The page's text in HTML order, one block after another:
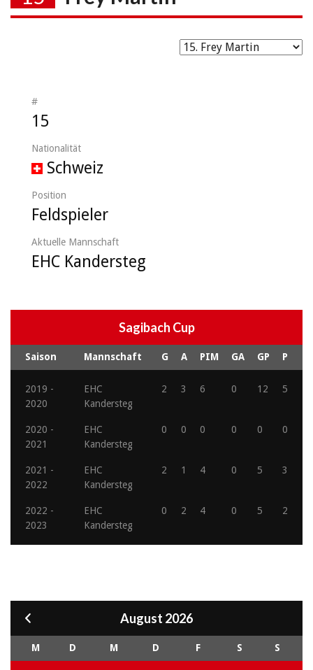
#
15
Nationalität
Schweiz
Position
Feldspieler
Aktuelle Mannschaft
EHC Kandersteg
Sagibach Cup
Saison Mannschaft G A PIM GA GP P
2019 -
2020
EHC
Kandersteg
2 3 6 0 12 5
2020 -
2021
EHC
Kandersteg
0 0 0 0 0 0
2021 -
2022
EHC
Kandersteg
2 1 4 0 5 3
2022 -
2023
EHC
Kandersteg
0 2 4 0 5 2
August 2026
M D M D F S S